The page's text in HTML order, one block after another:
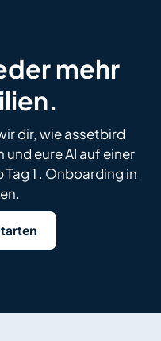
mehr
dir, wie assetbird
eure AI auf einer
1 . Onboarding in